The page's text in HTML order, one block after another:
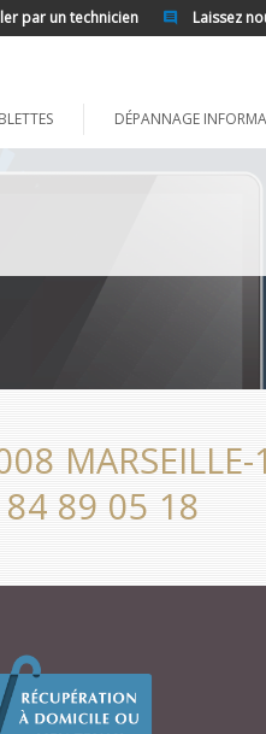
Laissez
par un technicien
DÉPANNAGE
MARSEILLE-
84 89 05 18